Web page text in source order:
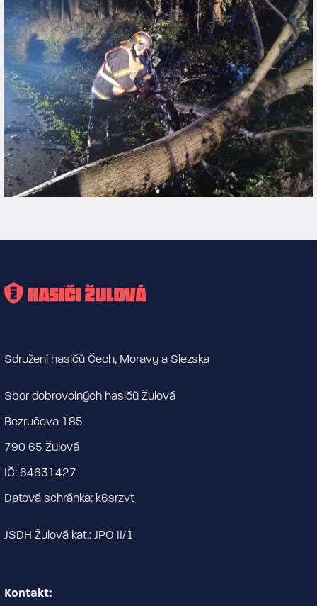
Sdružení hasičů Čech, Moravy a Slezska
Sbor dobrovolných hasičů Žulová
Bezručova 185
790 65 Žulová
IČ: 64631427
Datová schránka: k6srzvt
JSDH Žulová kat.: JPO II/1
Kontakt: